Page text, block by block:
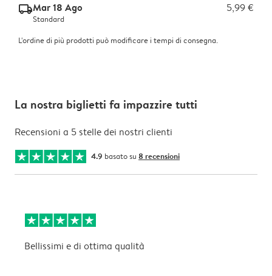
delivery_standard_v2Mar 18 Ago 5,99 €
Standard
L'ordine di più prodotti può modificare i tempi di consegna.
La nostra biglietti fa impazzire tutti
Recensioni a 5 stelle dei nostri clienti
4.9 basato su 8 recensioni
Bellissimi e di ottima qualità